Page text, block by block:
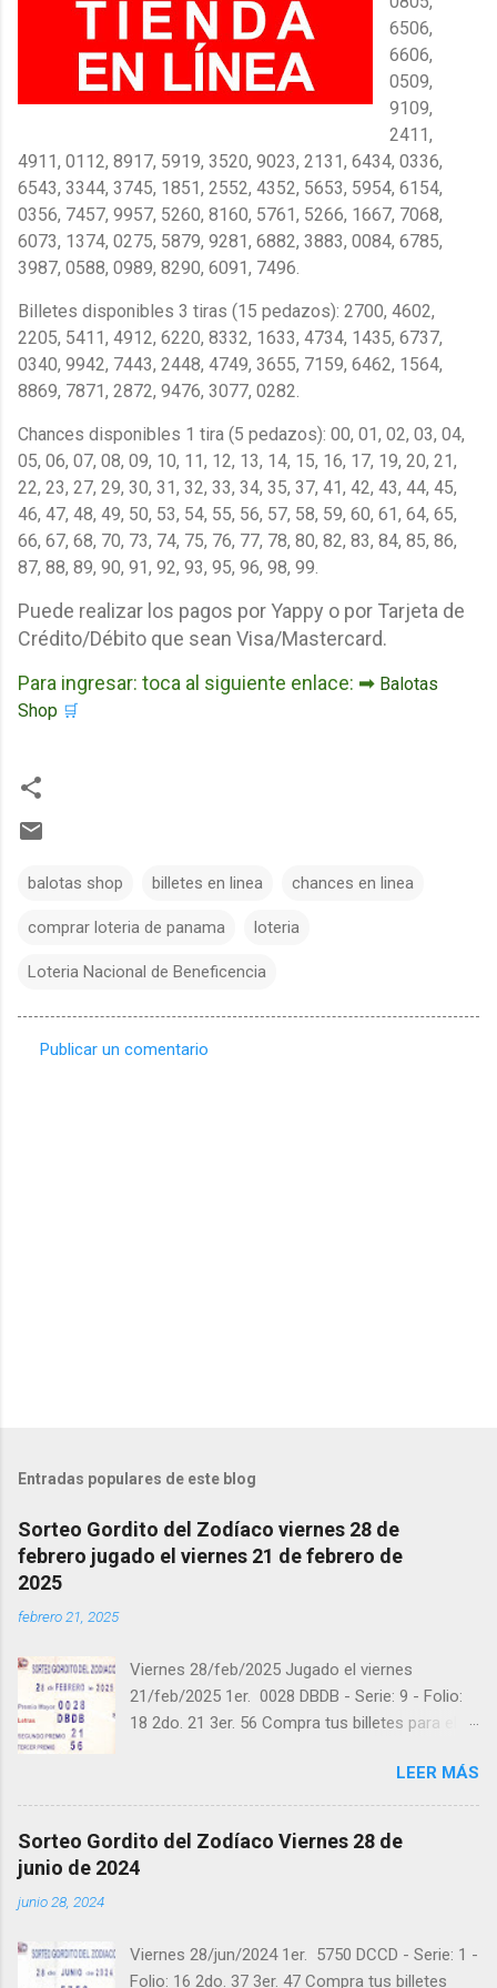
6506,
6606,
0509,
9109,
2411,
4911, 0112, 8917, 5919, 3520, 9023, 2131, 6434, 0336,
6543, 3344, 3745, 1851, 2552, 4352, 5653, 5954, 6154,
0356, 7457, 9957, 5260, 8160, 5761, 5266, 1667, 7068,
6073, 1374, 0275, 5879, 9281, 6882, 3883, 0084, 6785,
3987, 0588, 0989, 8290, 6091, 7496.
Billetes disponibles 3 tiras (15 pedazos): 2700, 4602,
2205, 5411, 4912, 6220, 8332, 1633, 4734, 1435, 6737,
0340, 9942, 7443, 2448, 4749, 3655, 7159, 6462, 1564,
8869, 7871, 2872, 9476, 3077, 0282.
Chances disponibles 1 tira (5 pedazos): 00, 01, 02, 03, 04,
05, 06, 07, 08, 09, 10, 11, 12, 13, 14, 15, 16, 17, 19, 20, 21,
22, 23, 27, 29, 30, 31, 32, 33, 34, 35, 37, 41, 42, 43, 44, 45,
46, 47, 48, 49, 50, 53, 54, 55, 56, 57, 58, 59, 60, 61, 64, 65,
66, 67, 68, 70, 73, 74, 75, 76, 77, 78, 80, 82, 83, 84, 85, 86,
87, 88, 89, 90, 91, 92, 93, 95, 96, 98, 99.
Puede realizar los pagos por Yappy o por Tarjeta de
Crédito/Débito que sean Visa/Mastercard.
Para ingresar: toca al siguiente enlace: ➡ Balotas
Shop 🛒
balotas shop billetes en linea chances en linea
comprar loteria de panama loteria
Loteria Nacional de Beneficencia
Publicar un comentario
Entradas populares de este blog
Sorteo Gordito del Zodíaco viernes 28 de
febrero jugado el viernes 21 de febrero de
2025
febrero 21, 2025
Viernes 28/feb/2025 Jugado el viernes
21/feb/2025 1er. 0028 DBDB - Serie: 9 - Folio:
18 2do. 21 3er. 56 Compra tus billetes para el
instagram.com/balotas_panama - En Twitter:
@balotas y Facebook: facebook.com/balotas
"Buena Suerte" para el próximo sorteo,
LEER MÁS
Sorteo Gordito del Zodíaco Viernes 28 de
junio de 2024
junio 28, 2024
Viernes 28/jun/2024 1er. 5750 DCCD - Serie: 1 -
Folio: 16 2do. 37 3er. 47 Compra tus billetes